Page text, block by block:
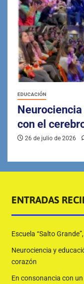
EDUCACIÓN
con el
26 de julio de 2026
ENTRADAS
Escuela “Salto
Neurociencia y
corazón
En consonancia con